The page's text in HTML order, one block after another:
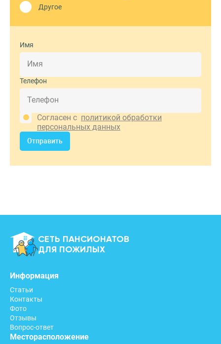
Другое
Имя
Телефон
Согласен с политикой обработки
персональных данных
Отправить
СЕТЬ ПАНСИОНАТОВ
ДЛЯ ПОЖИЛЫХ
Информация
Статьи
Контакты
Фото
Отзывы
Вопрос-ответ
Месторасположение